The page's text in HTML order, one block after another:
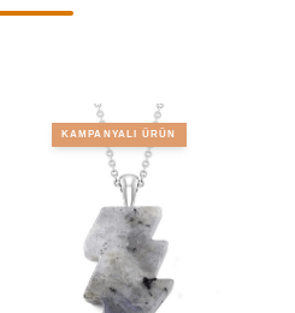
KAMPANYALI ÜRÜN